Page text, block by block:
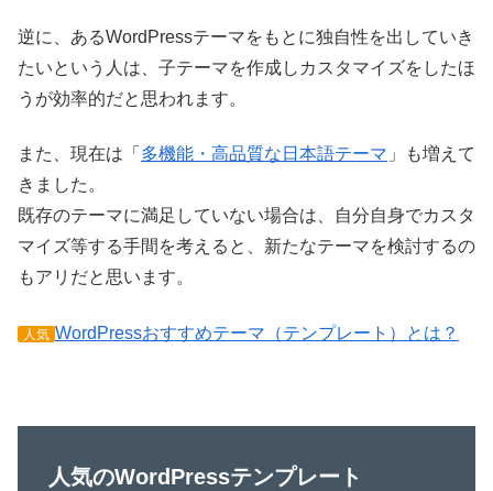
逆に、あるWordPressテーマをもとに独自性を出していき
たいという人は、子テーマを作成しカスタマイズをしたほ
うが効率的だと思われます。
また、現在は「 多機能・高品質な日本語テーマ 」も増えて
きました。
既存のテーマに満足していない場合は、自分自身でカスタ
マイズ等する手間を考えると、新たなテーマを検討するの
もアリだと思います。
人気 WordPressおすすめテーマ（テンプレート）とは？
人気のWordPressテンプレート